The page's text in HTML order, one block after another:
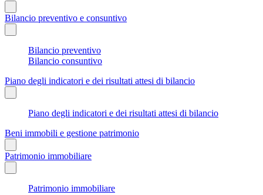
Bilancio preventivo e consuntivo
Bilancio preventivo
Bilancio consuntivo
Piano degli indicatori e dei risultati attesi di bilancio
Piano degli indicatori e dei risultati attesi di bilancio
Beni immobili e gestione patrimonio
Patrimonio immobiliare
Patrimonio immobiliare